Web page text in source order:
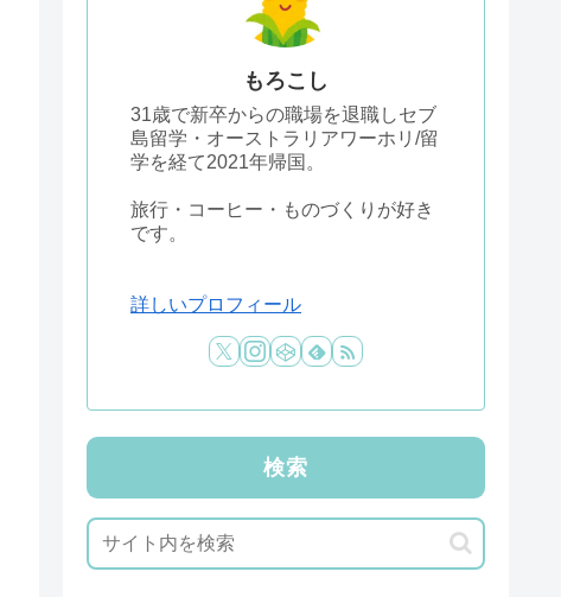
もろこし
31歳で新卒からの職場を退職しセブ
島留学・オーストラリアワーホリ/留
学を経て2021年帰国。
旅行・コーヒー・ものづくりが好き
です。
詳しいプロフィール
検索